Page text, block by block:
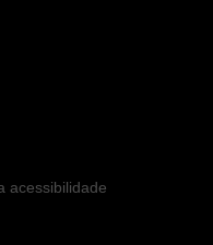
acessibilidade